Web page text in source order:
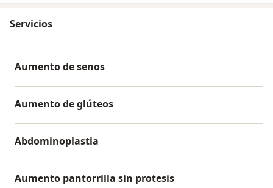
Servicios
Aumento de senos
Aumento de glúteos
Abdominoplastia
Aumento pantorrilla sin protesis